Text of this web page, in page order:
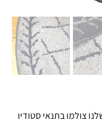
צולמו בתנאי סטודיו